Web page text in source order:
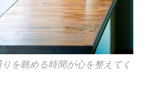
を眺める時間が心を整えてく